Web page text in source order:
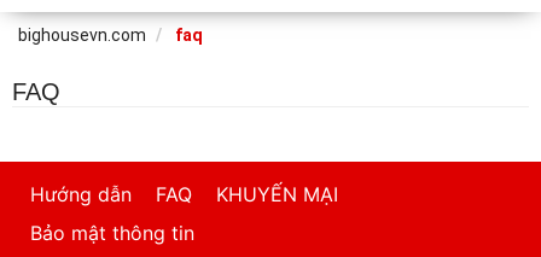
bighousevn.com faq
FAQ
Hướng dẫn FAQ
KHUYẾN MẠI
Bảo mật thông tin